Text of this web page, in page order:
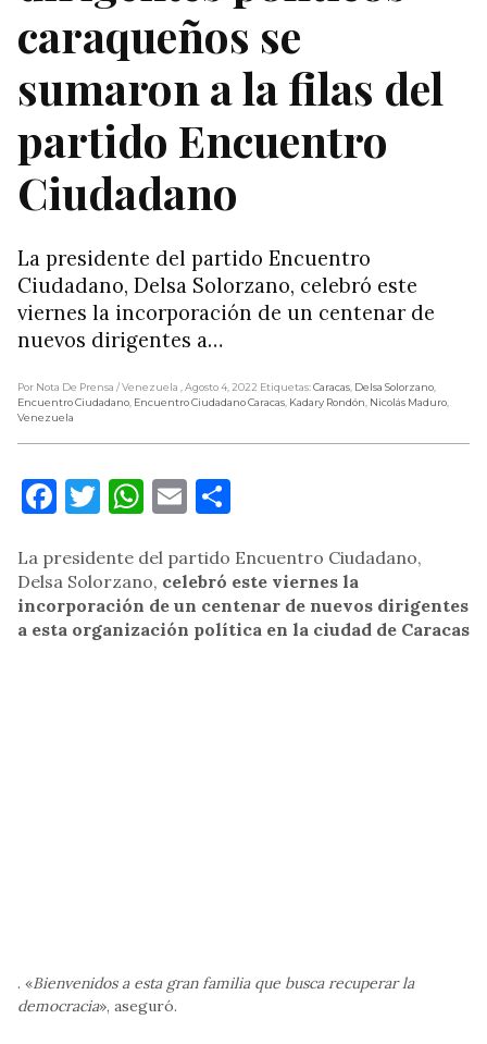
caraqueños se
sumaron a la filas del
partido Encuentro
Ciudadano
La presidente del partido Encuentro
Ciudadano, Delsa Solorzano, celebró este
viernes la incorporación de un centenar de
nuevos dirigentes a…
Por Nota De Prensa / Venezuela , Agosto 4, 2022 Etiquetas:Caracas, Delsa Solorzano,
Encuentro Ciudadano, Encuentro Ciudadano Caracas, Kadary Rondón, Nicolás Maduro,
Venezuela
Facebook
Twitter
WhatsApp
Email
La presidente del partido Encuentro Ciudadano,
Delsa Solorzano, celebró este viernes la
incorporación de un centenar de nuevos dirigentes
a esta organización política en la ciudad de Caracas
. «Bienvenidos a esta gran familia que busca recuperar la
democracia», aseguró.